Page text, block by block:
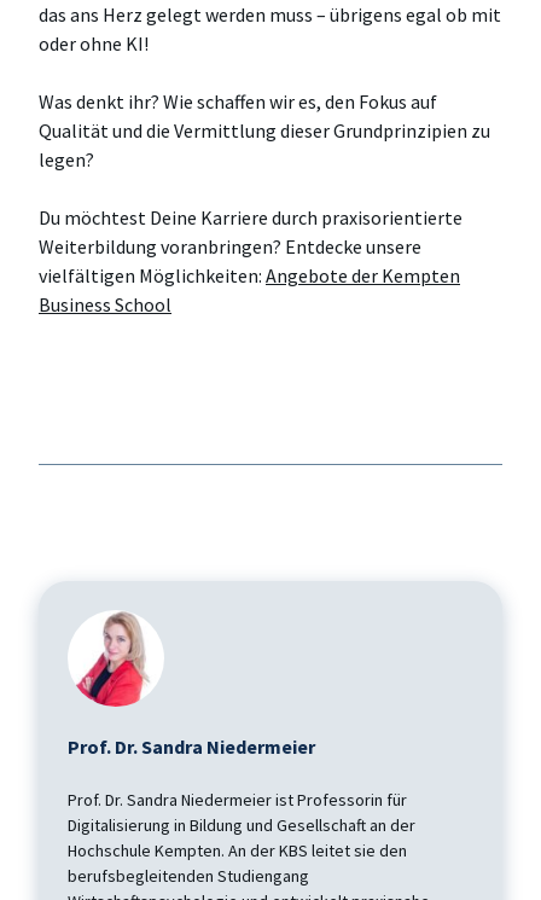
das ans Herz gelegt werden muss – übrigens egal ob mit
oder ohne KI!
Was denkt ihr? Wie schaffen wir es, den Fokus auf
Qualität und die Vermittlung dieser Grundprinzipien zu
legen?
Du möchtest Deine Karriere durch praxisorientierte
Weiterbildung voranbringen? Entdecke unsere
vielfältigen Möglichkeiten: Angebote der Kempten
Business School
Prof. Dr. Sandra Niedermeier
Prof. Dr. Sandra Niedermeier ist Professorin für
Digitalisierung in Bildung und Gesellschaft an der
Hochschule Kempten. An der KBS leitet sie den
berufsbegleitenden Studiengang